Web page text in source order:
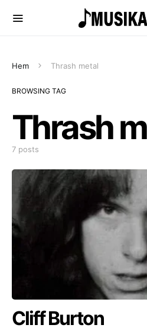
Hem Thrash metal
BROWSING TAG
Thrash
7 posts
Cliff Burton